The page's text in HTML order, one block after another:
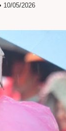
10/05/2026